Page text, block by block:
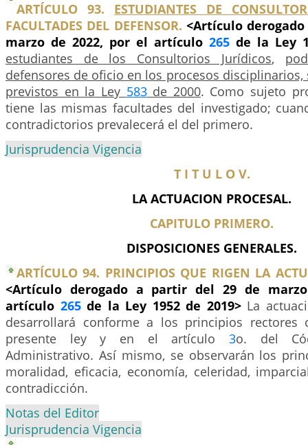
ARTÍCULO 93. ESTUDIANTES DE
FACULTADES DEL DEFENSOR. <Artículo
marzo de 2022, por el artículo 265 de la Ley
estudiantes de los Consultorios Jurídicos,
defensores de oficio en los procesos
previstos en la Ley 583de 2000. Como sujeto
tiene las mismas facultades del investigado;
contradictorios prevalecerá el del primero.
Jurisprudencia Vigencia
T I T U L O V.
LA ACTUACION PROCESAL.
CAPITULO PRIMERO.
DISPOSICIONES GENERALES.
ARTÍCULO 94. PRINCIPIOS QUE RIGEN LA
<Artículo derogado a partir del 29 de
artículo 265de la Ley 1952 de 2019> La
desarrollará conforme a los principios rectores
presente ley y en el artículo 3o. del
Administrativo. Así mismo, se observarán los
moralidad, eficacia, economía, celeridad,
contradicción.
Notas del Editor
Jurisprudencia Vigencia